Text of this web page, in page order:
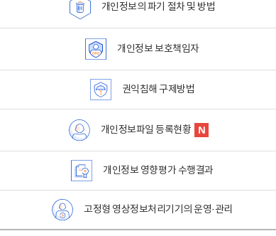
개인정보의 파기 절차 및 방법
개인정보 보호책임자
권익침해 구제방법
개인정보파일 등록현황
개인정보 영향평가 수행결과
고정형 영상정보처리기기의 운영·관리